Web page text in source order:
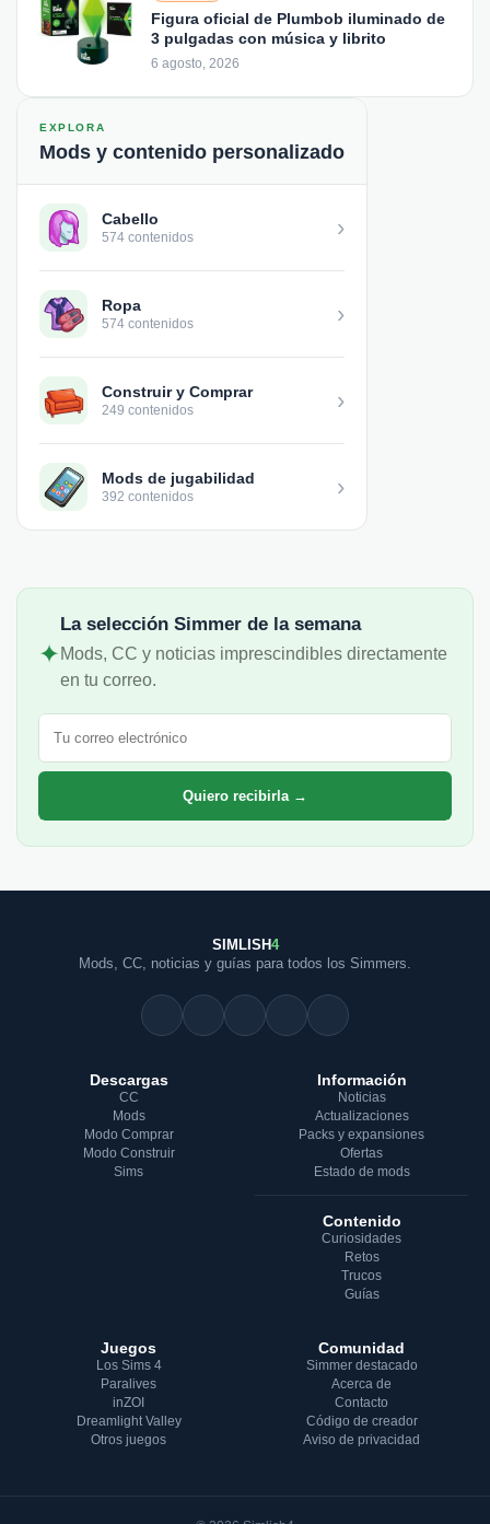
Figura oficial de Plumbob iluminado de
3 pulgadas con música y librito
6 agosto, 2026
EXPLORA
Mods y contenido personalizado
Cabello
574 contenidos ›
Ropa
574 contenidos ›
Construir y Comprar
249 contenidos ›
Mods de jugabilidad
392 contenidos ›
✦
La selección Simmer de la semana
Mods, CC y noticias imprescindibles directamente
en tu correo.
Correo electrónico
Quiero recibirla →
SIMLISH4
Mods, CC, noticias y guías para todos los Simmers.
Descargas
CC
Mods
Modo Comprar
Modo Construir
Sims
Información
Noticias
Actualizaciones
Packs y expansiones
Ofertas
Estado de mods
Contenido
Curiosidades
Retos
Trucos
Guías
Juegos
Los Sims 4
Paralives
inZOI
Dreamlight Valley
Otros juegos
Comunidad
Simmer destacado
Acerca de
Contacto
Código de creador
Aviso de privacidad